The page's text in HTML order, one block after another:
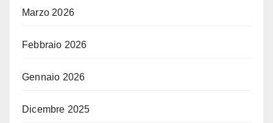
Marzo 2026
Febbraio 2026
Gennaio 2026
Dicembre 2025